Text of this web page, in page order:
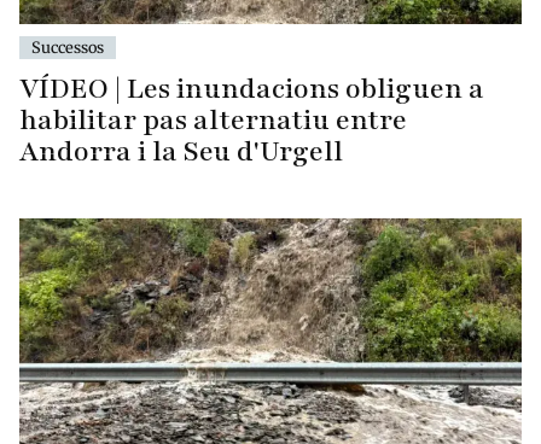
Successos
VÍDEO | Les inundacions obliguen a
habilitar pas alternatiu entre
Andorra i la Seu d'Urgell